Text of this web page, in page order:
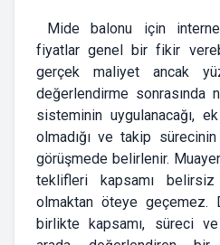
Mide balonu için
fiyatlar genel bir fikir
gerçek maliyet ancak
değerlendirme sonrasında
sisteminin uygulanacağı,
olmadığı ve takip sürecinin
görüşmede belirlenir.
teklifleri kapsamı belirsiz
olmaktan öteye geçemez.
birlikte kapsamı, süreci